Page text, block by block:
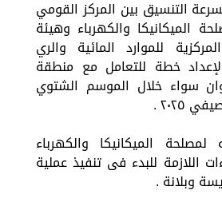
التنسيق بين المركز القومي
الميكانيكا والكهرباء وهيئة
للموارد المائية والري
خطة للتعامل مع منطقة
سواء خلال الموسم الشتوي
الميكانيكا والكهرباء
اللازمة للبدء فى تنفيذ عملية
وبلانة .